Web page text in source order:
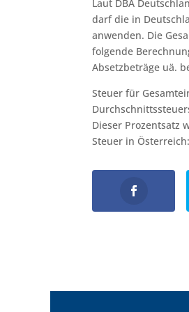
Laut DBA
darf die in
anwenden. Die
folgende
Absetzbeträge uä.
Steuer für
Dieser Prozentsatz
Steuer in